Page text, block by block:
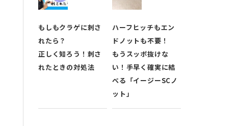
もしもクラゲに刺さ
れたら？
正しく知ろう！刺さ
れたときの対処法
ハーフヒッチもエン
ドノットも不要！
もうスッポ抜けな
い！手早く確実に結
べる「イージーSCノ
ット」